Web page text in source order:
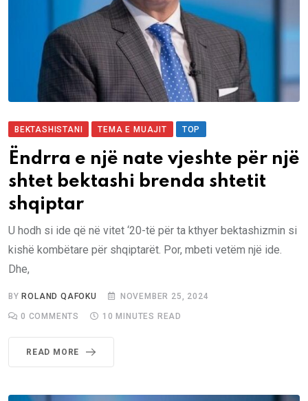
BEKTASHISTANI TEMA E MUAJIT TOP
Ëndrra e një nate vjeshte për një
shtet bektashi brenda shtetit
shqiptar
U hodh si ide që në vitet ‘20-të për ta kthyer bektashizmin si
kishë kombëtare për shqiptarët. Por, mbeti vetëm një ide.
Dhe,
BYROLAND QAFOKU NOVEMBER 25, 2024
0 COMMENTS 10 MINUTES READ
READ MORE